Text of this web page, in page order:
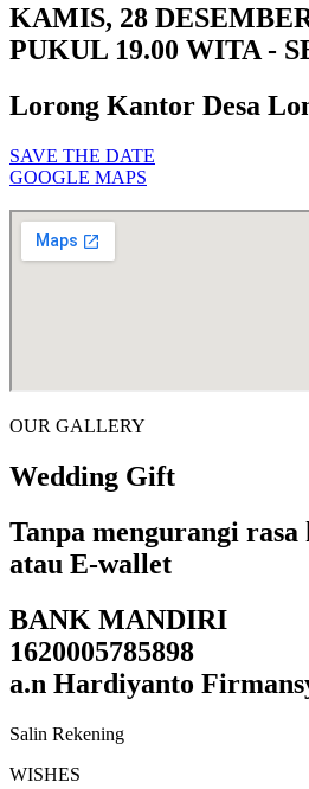
KAMIS, 28
PUKUL 19.00 WITA -
Lorong Kantor Desa
SAVE THE DATE
GOOGLE MAPS
OUR GALLERY
Wedding Gift
Tanpa mengurangi
atau E-wallet
BANK MANDIRI
1620005785898
a.n Hardiyanto
Salin Rekening
WISHES